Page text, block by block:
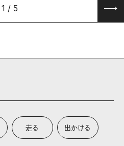
1 / 5
走る 出かける